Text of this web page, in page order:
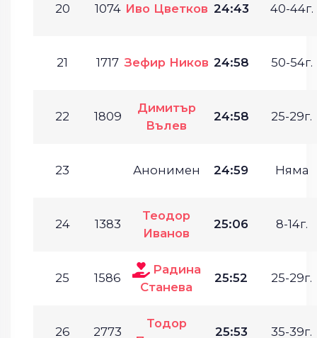
20 1074 Иво Цветков 24:43 40-44г.
21 1717 Зефир Ников 24:58 50-54г.
22 1809
Димитър
Вълев
24:58 25-29г.
23 Анонимен 24:59 Няма
24 1383
Теодор
Иванов
25:06 8-14г.
25 1586
Радина
Станева
25:52 25-29г.
26 2773
Тодор
25:53 35-39г.